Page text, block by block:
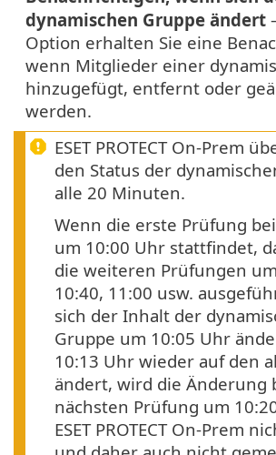
dynamischen Gruppe ändert
Option erhalten Sie eine
wenn Mitglieder einer
hinzugefügt, entfernt oder
werden.
ESET PROTECT On-Prem
den Status der
alle 20 Minuten.
Wenn die erste Prüfung
um 10:00 Uhr stattfindet,
die weiteren Prüfungen
10:40, 11:00 usw.
sich der Inhalt der
Gruppe um 10:05 Uhr
10:13 Uhr wieder auf den
ändert, wird die Änderung
nächsten Prüfung um
ESET PROTECT On-Prem